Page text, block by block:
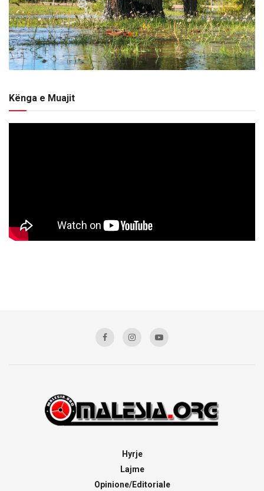
Kënga e Muajit
Hyrje
Lajme
Opinione/Editoriale